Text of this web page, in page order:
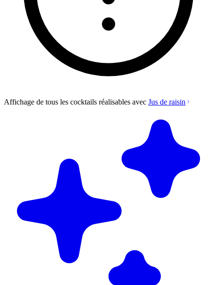
Affichage de tous les cocktails réalisables avec Jus de raisin